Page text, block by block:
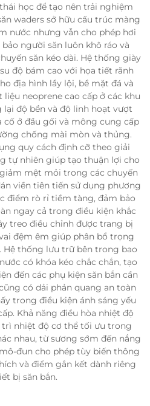
học để tạo nên trải nghiệm
waders sở hữu cấu trúc màng
nước nhưng vẫn cho phép hơi
người săn luôn khô ráo và
săn kéo dài. Hệ thống giày
độ bám cao với họa tiết rãnh
địa hình lầy lội, bề mặt đá và
neoprene cao cấp ở các khu
độ bền và độ linh hoạt vượt
ở đầu gối và mông cung cấp
chống mài mòn và thủng.
quy cách định cỡ theo giải
tự nhiên giúp tạo thuận lợi cho
mệt mỏi trong các chuyến
viền tiên tiến sử dụng phương
điểm rò rỉ tiềm tàng, đảm bảo
ngay cả trong điều kiện khắc
treo điều chỉnh được trang bị
đệm êm giúp phân bổ trọng
Hệ thống lưu trữ bên trong bao
có khóa kéo chắc chắn, tạo
đến các phụ kiện săn bắn cần
có dải phản quang an toàn
trong điều kiện ánh sáng yếu
Khả năng điều hòa nhiệt độ
trì nhiệt độ cơ thể tối ưu trong
nhau, từ sương sớm đến nắng
đun cho phép tùy biến thông
và điểm gắn kết dành riêng
bị săn bắn.